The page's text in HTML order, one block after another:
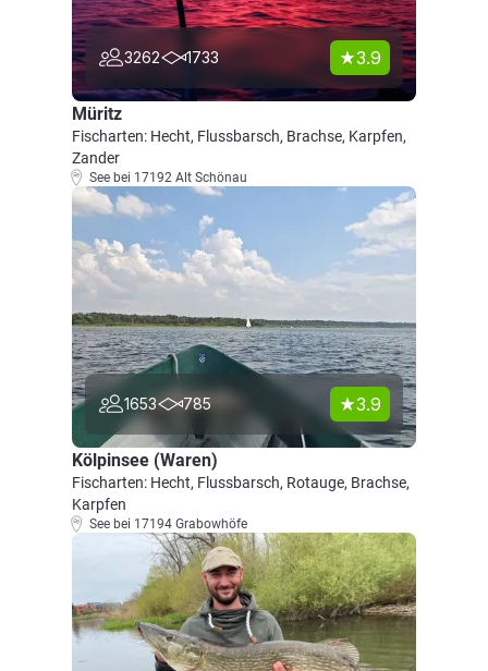
3262 1733 3.9
Müritz
Fischarten: Hecht, Flussbarsch, Brachse, Karpfen,
Zander
See bei 17192 Alt Schönau
1653 785 3.9
Kölpinsee (Waren)
Fischarten: Hecht, Flussbarsch, Rotauge, Brachse,
Karpfen
See bei 17194 Grabowhöfe